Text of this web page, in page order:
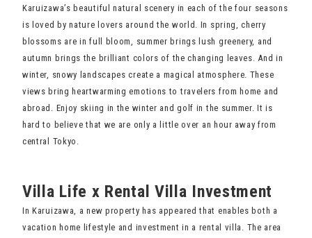
Karuizawa’s beautiful natural scenery in each of the four seasons
is loved by nature lovers around the world. In spring, cherry
blossoms are in full bloom, summer brings lush greenery, and
autumn brings the brilliant colors of the changing leaves. And in
winter, snowy landscapes create a magical atmosphere. These
views bring heartwarming emotions to travelers from home and
abroad. Enjoy skiing in the winter and golf in the summer. It is
hard to believe that we are only a little over an hour away from
central Tokyo.
Villa Life x Rental Villa Investment
In Karuizawa, a new property has appeared that enables both a
vacation home lifestyle and investment in a rental villa. The area